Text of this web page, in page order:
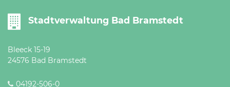
Stadtverwaltung Bad Bramstedt
Bleeck 15-19
24576 Bad Bramstedt
04192-506-0